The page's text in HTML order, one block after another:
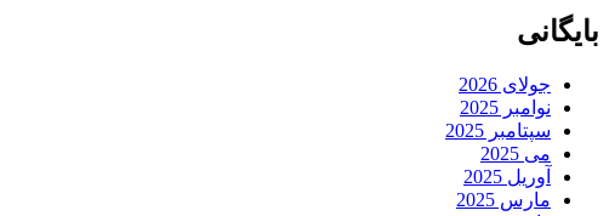
بایگانی
جولای 2026
نوامبر 2025
سپتامبر 2025
می 2025
آوریل 2025
مارس 2025